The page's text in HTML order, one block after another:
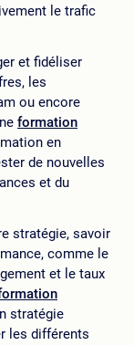
le trafic
et fidéliser
les
ou encore
formation
en
de nouvelles
et du
stratégie, savoir
comme le
et le taux
stratégie
les différents